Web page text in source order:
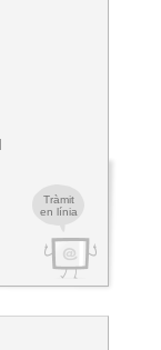
Tràmit
en línia